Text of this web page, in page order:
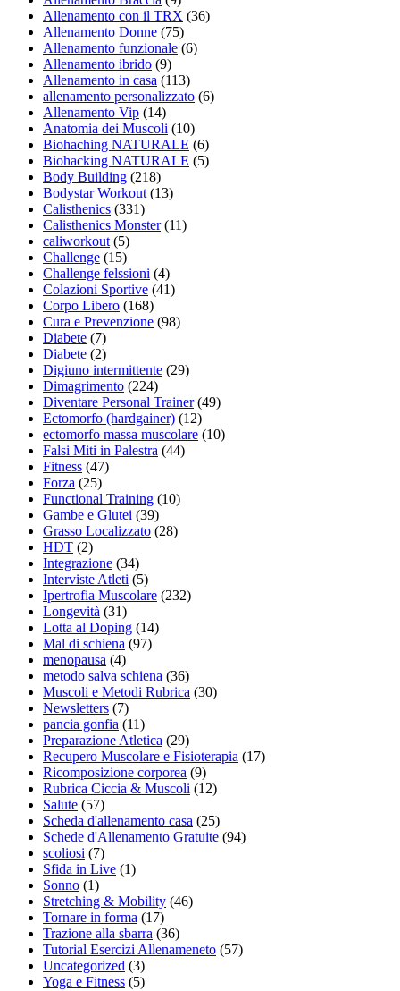
Allenamento con il TRX (36)
Allenamento Donne (75)
Allenamento funzionale (6)
Allenamento ibrido (9)
Allenamento in casa (113)
allenamento personalizzato (6)
Allenamento Vip (14)
Anatomia dei Muscoli (10)
Biohaching NATURALE (6)
Biohacking NATURALE (5)
Body Building (218)
Bodystar Workout (13)
Calisthenics (331)
Calisthenics Monster(11)
caliworkout (5)
Challenge (15)
Challenge felssioni (4)
Colazioni Sportive (41)
Corpo Libero (168)
Cura e Prevenzione (98)
Diabete (7)
Diabete (2)
Digiuno intermittente (29)
Dimagrimento (224)
Diventare Personal Trainer(49)
Ectomorfo (hardgainer) (12)
ectomorfo massa muscolare (10)
Falsi Miti in Palestra (44)
Fitness (47)
Forza (25)
Functional Training (10)
Gambe e Glutei (39)
Grasso Localizzato (28)
HDT (2)
Integrazione (34)
Interviste Atleti (5)
Ipertrofia Muscolare (232)
Longevità (31)
Lotta al Doping (14)
Mal di schiena (97)
menopausa (4)
metodo salva schiena (36)
Muscoli e Metodi Rubrica (30)
Newsletters (7)
pancia gonfia (11)
Preparazione Atletica (29)
Recupero Muscolare e Fisioterapia (17)
Ricomposizione corporea (9)
Rubrica Ciccia & Muscoli (12)
Salute (57)
Scheda d'allenamento casa (25)
Schede d'Allenamento Gratuite (94)
scoliosi (7)
Sfida in Live (1)
Sonno (1)
Stretching & Mobility (46)
Tornare in forma (17)
Trazione alla sbarra (36)
Tutorial Esercizi Allenameneto (57)
Uncategorized (3)
Yoga e Fitness (5)